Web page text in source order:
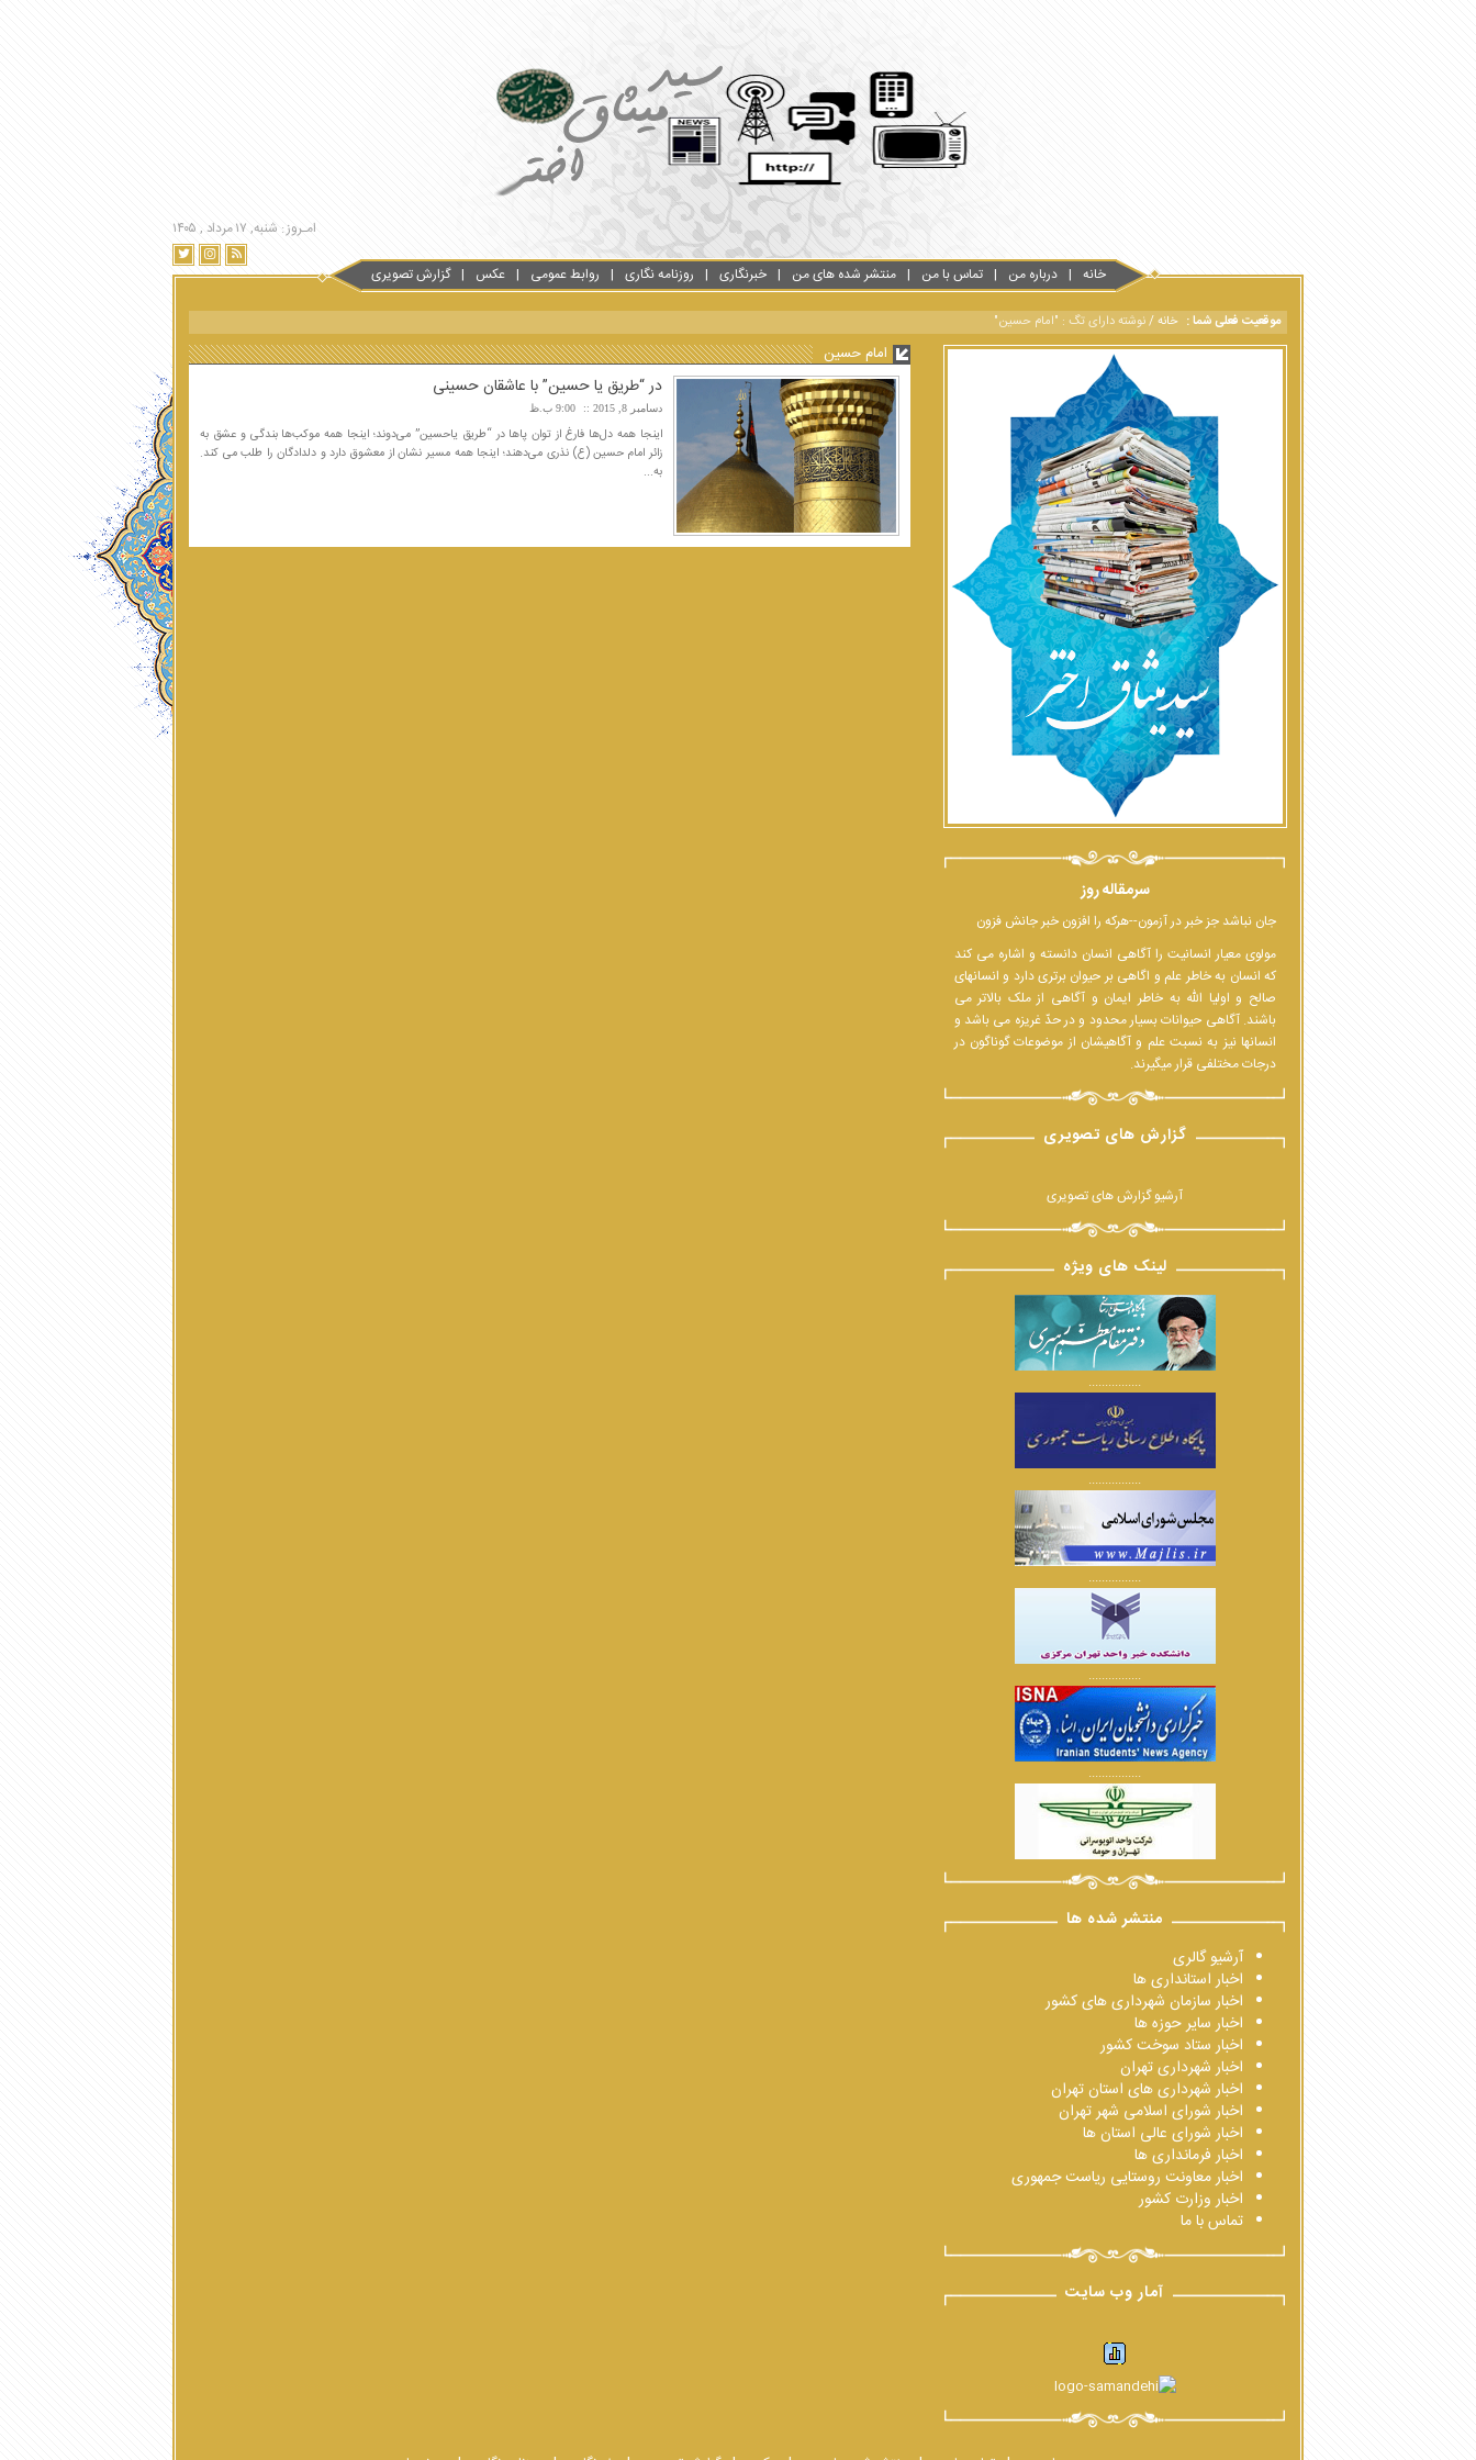
امـروز : شنبه, ۱۷ مرداد , ۱۴۰۵
خانه درباره من تماس با من منتشر شده های من خبرنگاری روزنامه نگاری روابط عمومی عکس گزارش تصویری
موقعیت فعلی شما : خانه/نوشته دارای تگ : "امام حسین"
امام حسین
در “طریق یا حسین” با عاشقان حسینی
دسامبر 8, 2015 9:00 ب.ظ
اینجا همه دل‌ها فارغ از توان پاها در “طریق یاحسین” می‌دوند؛ اینجا همه موکب‌ها بندگی و عشق به
زائر امام حسین (ع) نذری می‌دهند؛ اینجا همه مسیر نشان از معشوق دارد و دلدادگان را طلب می کند.
به...
سرمقاله روز
جان نباشد جز خبر در آزمون--هرکه را افزون خبر جانش فزون
مولوی معیار انسانیت را آگاهی انسان دانسته و اشاره می کند
که انسان به خاطر علم و اگاهی بر حیوان برتری دارد و انسانهای
صالح و اولیا الله به خاطر ایمان و آگاهی از ملک بالاتر می
باشند. آگاهی حیوانات بسیار محدود و در حدّ غریزه می باشد و
انسانها نیز به نسبت علم و آگاهیشان از موضوعات گوناگون در
درجات مختلفی قرار میگیرند.
گزارش های تصویری
آرشیو گزارش های تصویری
لینک های ویژه
................
................
................
................
................
منتشر شده ها
آرشیو گالری
اخبار استانداری ها
اخبار سازمان شهرداری های کشور
اخبار سایر حوزه ها
اخبار ستاد سوخت کشور
اخبار شهرداری تهران
اخبار شهرداری های استان تهران
اخبار شورای اسلامی شهر تهران
اخبار شورای عالی استان ها
اخبار فرمانداری ها
اخبار معاونت روستایی ریاست جمهوری
اخبار وزارت کشور
تماس با ما
آمار وب سایت